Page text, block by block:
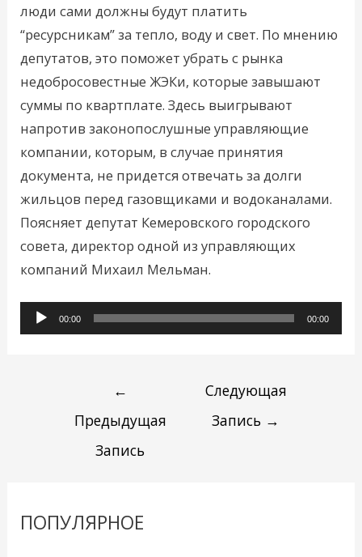
люди сами должны будут платить
“ресурсникам” за тепло, воду и свет. По мнению
депутатов, это поможет убрать с рынка
недобросовестные ЖЭКи, которые завышают
суммы по квартплате. Здесь выигрывают
напротив законопослушные управляющие
компании, которым, в случае принятия
документа, не придется отвечать за долги
жильцов перед газовщиками и водоканалами.
Поясняет депутат Кемеровского городского
совета, директор одной из управляющих
компаний Михаил Мельман.
Аудиоплеер
00:00 00:00
←
Предыдущая
Запись
Следующая
Запись →
ПОПУЛЯРНОЕ